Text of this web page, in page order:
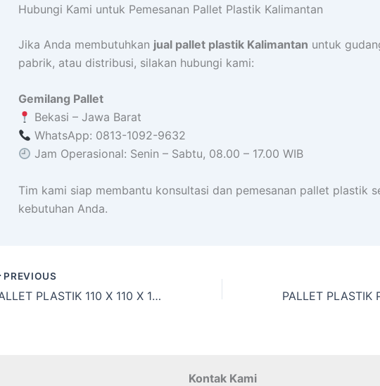
Hubungi Kami untuk Pemesanan Pallet Plastik Kalimantan
Jika Anda membutuhkan jual pallet plastik Kalimantan untuk
pabrik, atau distribusi, silakan hubungi kami:
Gemilang Pallet
Bekasi – Jawa Barat
WhatsApp: 0813-1092-9632
Jam Operasional: Senin – Sabtu, 08.00 – 17.00 WIB
Tim kami siap membantu konsultasi dan pemesanan pallet plastik
kebutuhan Anda.
PREVIOUS
PALLET PLASTIK 110 X 110 X 12 CM PALLET PLASTIK
Kontak Kami